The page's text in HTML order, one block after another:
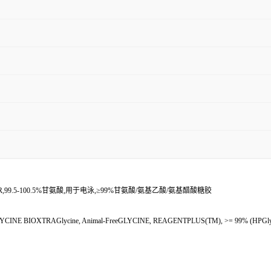
100.5%甘氨酸,用于电泳,≥99%甘氨酸/氨基乙酸/氨基醋酸糖胶
BIOXTRAGlycine, Animal-FreeGLYCINE, REAGENTPLUS(TM), >= 99%